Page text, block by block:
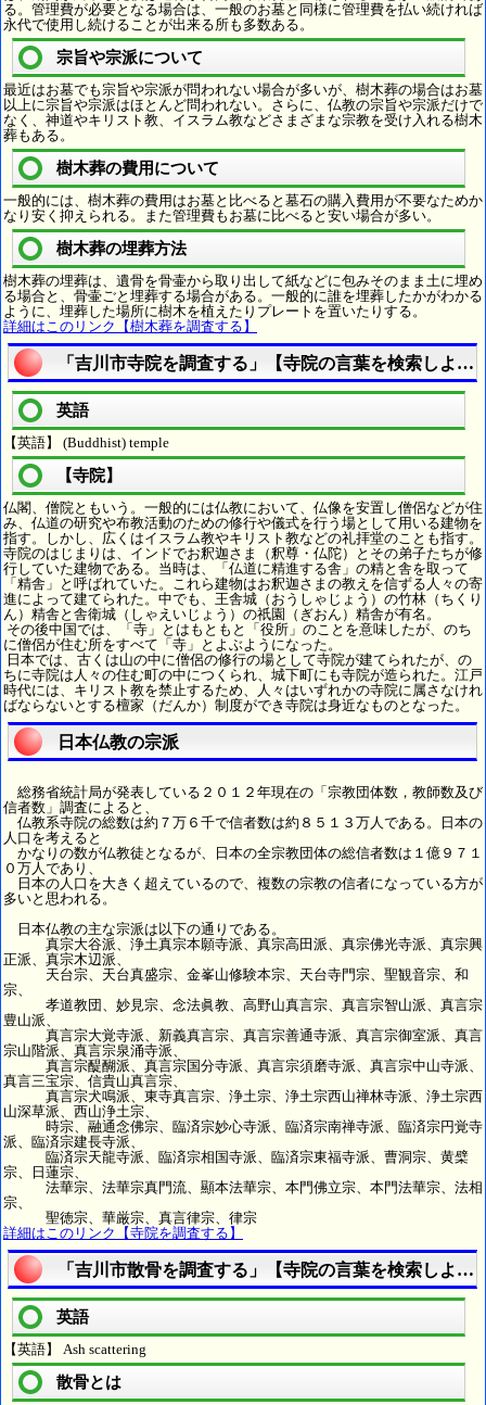
る。管理費が必要となる場合は、一般のお墓と同様に管理費を払い続ければ
永代で使用し続けることが出来る所も多数ある。
宗旨や宗派について
最近はお墓でも宗旨や宗派が問われない場合が多いが、樹木葬の場合はお墓
以上に宗旨や宗派はほとんど問われない。さらに、仏教の宗旨や宗派だけで
なく、神道やキリスト教、イスラム教などさまざまな宗教を受け入れる樹木
葬もある。
樹木葬の費用について
一般的には、樹木葬の費用はお墓と比べると墓石の購入費用が不要なためか
なり安く抑えられる。また管理費もお墓に比べると安い場合が多い。
樹木葬の埋葬方法
樹木葬の埋葬は、遺骨を骨壷から取り出して紙などに包みそのまま土に埋め
る場合と、骨壷ごと埋葬する場合がある。一般的に誰を埋葬したかがわかる
ように、埋葬した場所に樹木を植えたりプレートを置いたりする。
詳細はこのリンク【樹木葬を調査する】
「吉川市寺院を調査する」【寺院の言葉を検索しよう
英語
【英語】 (Buddhist) temple
【寺院】
仏閣、僧院ともいう。一般的には仏教において、仏像を安置し僧侶などが住
み、仏道の研究や布教活動のための修行や儀式を行う場として用いる建物を
指す。しかし、広くはイスラム教やキリスト教などの礼拝堂のことも指す。
寺院のはじまりは、インドでお釈迦さま（釈尊・仏陀）とその弟子たちが修
行していた建物である。当時は、「仏道に精進する舎」の精と舎を取って
「精舎」と呼ばれていた。これら建物はお釈迦さまの教えを信ずる人々の寄
進によって建てられた。中でも、王舎城（おうしゃじょう）の竹林（ちくり
ん）精舎と舎衛城（しゃえいじょう）の祇園（ぎおん）精舎が有名。
その後中国では、「寺」とはもともと「役所」のことを意味したが、のち
に僧侶が住む所をすべて「寺」とよぶようになった。
日本では、古くは山の中に僧侶の修行の場として寺院が建てられたが、の
ちに寺院は人々の住む町の中につくられ、城下町にも寺院が造られた。江戸
時代には、キリスト教を禁止するため、人々はいずれかの寺院に属さなけれ
ばならないとする檀家（だんか）制度ができ寺院は身近なものとなった。
日本仏教の宗派
総務省統計局が発表している２０１２年現在の「宗教団体数，教師数及び
信者数」調査によると、
仏教系寺院の総数は約７万６千で信者数は約８５１３万人である。日本の
人口を考えると
かなりの数が仏教徒となるが、日本の全宗教団体の総信者数は１億９７１
０万人であり、
日本の人口を大きく超えているので、複数の宗教の信者になっている方が
多いと思われる。
日本仏教の主な宗派は以下の通りである。
真宗大谷派、浄土真宗本願寺派、真宗高田派、真宗佛光寺派、真宗興
正派、真宗木辺派、
天台宗、天台真盛宗、金峯山修験本宗、天台寺門宗、聖観音宗、和
宗、
孝道教団、妙見宗、念法眞教、高野山真言宗、真言宗智山派、真言宗
豊山派、
真言宗大覚寺派、新義真言宗、真言宗善通寺派、真言宗御室派、真言
宗山階派、真言宗泉涌寺派、
真言宗醍醐派、真言宗国分寺派、真言宗須磨寺派、真言宗中山寺派、
真言三宝宗、信貴山真言宗、
真言宗犬鳴派、東寺真言宗、浄土宗、浄土宗西山禅林寺派、浄土宗西
山深草派、西山浄土宗、
時宗、融通念佛宗、臨済宗妙心寺派、臨済宗南禅寺派、臨済宗円覚寺
派、臨済宗建長寺派、
臨済宗天龍寺派、臨済宗相国寺派、臨済宗東福寺派、曹洞宗、黄檗
宗、日蓮宗、
法華宗、法華宗真門流、顯本法華宗、本門佛立宗、本門法華宗、法相
宗、
聖徳宗、華厳宗、真言律宗、律宗
詳細はこのリンク【寺院を調査する】
「吉川市散骨を調査する」【寺院の言葉を検索しよう
英語
【英語】 Ash scattering
散骨とは